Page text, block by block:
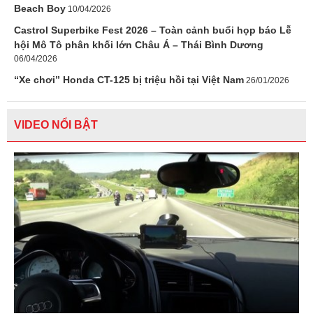
Beach Boy 10/04/2026
Castrol Superbike Fest 2026 – Toàn cảnh buổi họp báo Lễ
hội Mô Tô phân khối lớn Châu Á – Thái Bình Dương
06/04/2026
“Xe chơi” Honda CT-125 bị triệu hồi tại Việt Nam 26/01/2026
VIDEO NỔI BẬT